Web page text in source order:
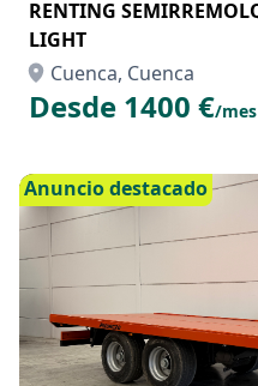
RENTING
LIGHT
Cuenca, Cuenca
Desde 1400 €/mes
Anuncio destacado